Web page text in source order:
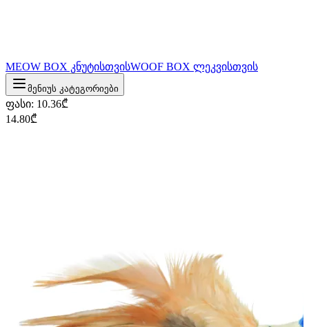
MEOW BOX კნუტისთვისWOOF BOX ლეკვისთვის
მენიუს კატეგორიები
ფასი: 10.36₾
14.80₾